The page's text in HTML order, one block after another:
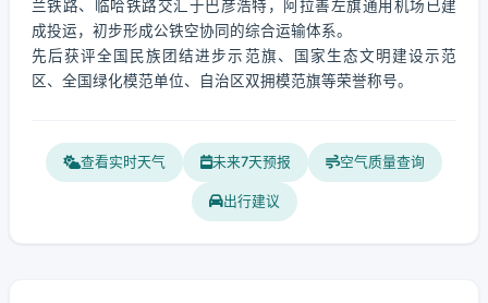
兰铁路、临哈铁路交汇于巴彦浩特，阿拉善左旗通用机场已建
成投运，初步形成公铁空协同的综合运输体系。
先后获评全国民族团结进步示范旗、国家生态文明建设示范
区、全国绿化模范单位、自治区双拥模范旗等荣誉称号。
查看实时天气 未来7天预报 空气质量查询
出行建议